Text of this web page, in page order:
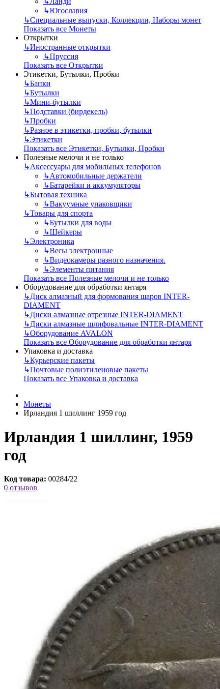
↳Югославия
↳Специальные выпуски, Коллекции, Наборы монет
Показать все Монеты
Открытки
↳Иностранные открытки
↳Пруссия
Показать все Открытки
Этикетки, Бутылки, Пробки
↳Банки
↳Бутылки
↳Мини-бутылки
↳Подставки (бирдекель)
↳Пробки
↳Разное в этикетки, пробки, бутылки
↳Этикетки
Показать все Этикетки, Бутылки, Пробки
Полезные мелочи и не только
↳Аксессуары для мобильных телефонов
↳Автомобильные держатели
↳Батарейки и аккумуляторы
↳Бытовая техника
↳Вакуумные упаковщики
↳Товары для спорта
↳Бутылки для воды
↳Шейкеры
↳Электроника
↳Весы электронные
↳Видеокамеры разного назначения.
↳Элементы питания
Показать все Полезные мелочи и не только
Оборудование для обработки янтаря
↳Диск алмазный для формования шаров INTER-
DIAMENT
↳Диски алмазные отрезные INTER-DIAMENT
↳Диски алмазные шлифовальные INTER-DIAMENT
↳Оборудование AVALON
Показать все Оборудование для обработки янтаря
Упаковка и доставка
↳Курьерские пакеты
↳Почтовые полиэтиленовые пакеты
Показать все Упаковка и доставка
Монеты
Ирландия 1 шиллинг 1959 год
Ирландия 1 шиллинг, 1959
год
Код товара: 00284/22
0 отзывов